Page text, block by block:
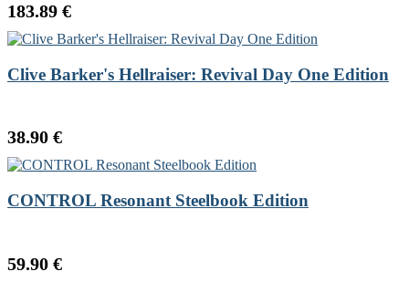
183.89 €
Clive Barker's Hellraiser: Revival Day One Edition
38.90 €
CONTROL Resonant Steelbook Edition
59.90 €